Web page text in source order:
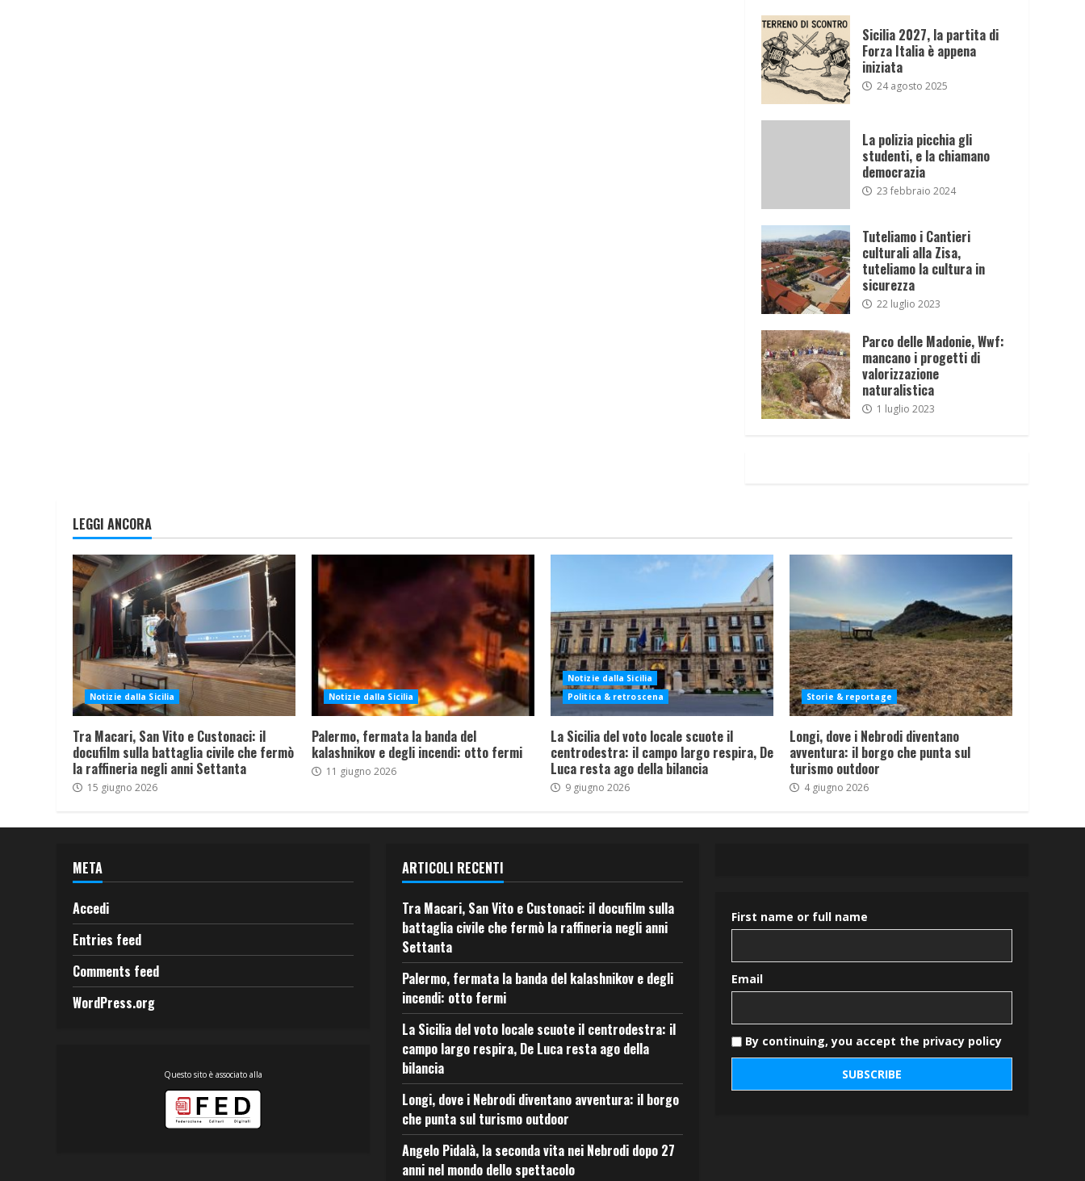
Sicilia 2027, la partita di
Forza Italia è appena
iniziata
24 agosto 2025
La polizia picchia gli
studenti, e la chiamano
democrazia
23 febbraio 2024
Tuteliamo i Cantieri
culturali alla Zisa,
tuteliamo la cultura in
sicurezza
22 luglio 2023
Parco delle Madonie, Wwf:
mancano i progetti di
valorizzazione
naturalistica
1 luglio 2023
LEGGI ANCORA
Notizie dalla Sicilia
Tra Macari, San Vito e Custonaci: il
docufilm sulla battaglia civile che fermò
la raffineria negli anni Settanta
15 giugno 2026
Notizie dalla Sicilia
Palermo, fermata la banda del
kalashnikov e degli incendi: otto fermi
11 giugno 2026
Notizie dalla Sicilia
Politica & retroscena
La Sicilia del voto locale scuote il
centrodestra: il campo largo respira, De
Luca resta ago della bilancia
9 giugno 2026
Storie & reportage
Longi, dove i Nebrodi diventano
avventura: il borgo che punta sul
turismo outdoor
4 giugno 2026
META
Accedi
Entries feed
Comments feed
WordPress.org
Questo sito è associato alla
ARTICOLI RECENTI
Tra Macari, San Vito e Custonaci: il docufilm sulla
battaglia civile che fermò la raffineria negli anni
Settanta
Palermo, fermata la banda del kalashnikov e degli
incendi: otto fermi
La Sicilia del voto locale scuote il centrodestra: il
campo largo respira, De Luca resta ago della
bilancia
Longi, dove i Nebrodi diventano avventura: il borgo
che punta sul turismo outdoor
Angelo Pidalà, la seconda vita nei Nebrodi dopo 27
anni nel mondo dello spettacolo
First name or full name
Email
By continuing, you accept the privacy policy